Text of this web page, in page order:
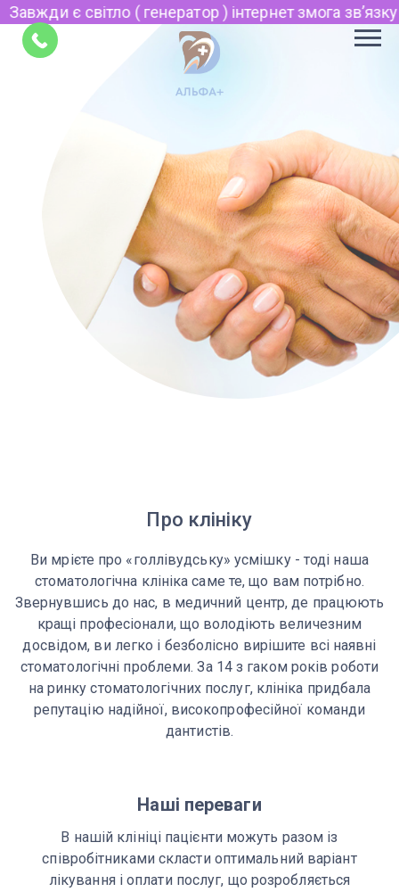
є світло ( генератор ) інтернет змога звʼязку
Про клініку
Ви мрієте про «голлівудську» усмішку - тоді наша
стоматологічна клініка саме те, що вам потрібно.
Звернувшись до нас, в медичний центр, де працюють
кращі професіонали, що володіють величезним
досвідом, ви легко і безболісно вирішите всі наявні
стоматологічні проблеми. За 14 з гаком років роботи
на ринку стоматологічних послуг, клініка придбала
репутацію надійної, високопрофесійної команди
дантистів.
Наші переваги
В нашій клініці пацієнти можуть разом із
співробітниками скласти оптимальний варіант
лікування і оплати послуг, що розробляється